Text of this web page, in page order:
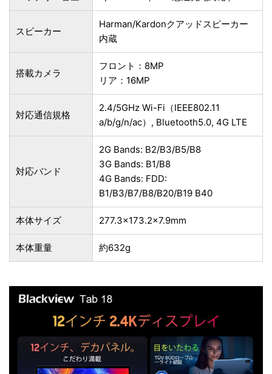
スピーカー
Harman/Kardonクアッドスピーカー
内蔵
搭載カメラ
フロント：8MP
リア：16MP
対応通信規格
2.4/5GHz Wi-Fi（IEEE802.11
a/b/g/n/ac）, Bluetooth5.0, 4G LTE
対応バンド
2G Bands: B2/B3/B5/B8
3G Bands: B1/B8
4G Bands: FDD:
B1/B3/B7/B8/B20/B19 B40
本体サイズ 277.3×173.2×7.9mm
本体重量 約632g